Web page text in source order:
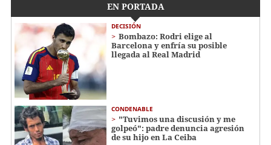
EN PORTADA
DECISIÓN
Bombazo: Rodri elige al
Barcelona y enfría su posible
llegada al Real Madrid
CONDENABLE
"Tuvimos una discusión y me
golpeó": padre denuncia agresión
de su hijo en La Ceiba